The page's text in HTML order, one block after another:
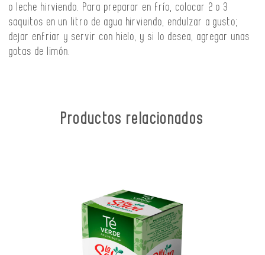
o leche hirviendo. Para preparar en frío, colocar 2 o 3
saquitos en un litro de agua hirviendo, endulzar a gusto;
dejar enfriar y servir con hielo, y si lo desea, agregar unas
gotas de limón.
Productos relacionados